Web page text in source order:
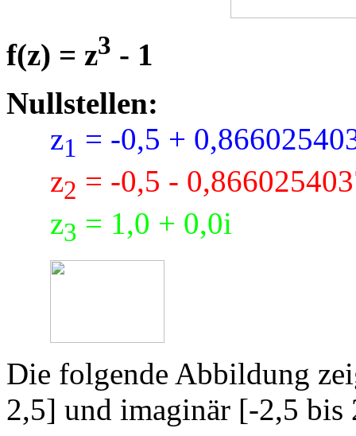
f(z) = z3 - 1
Nullstellen:
z1 = -0,5 +
z2 = -0,5 -
z3 = 1,0 + 0,0i
Die folgende Abbildung
2,5] und imaginär [-2,5 bis